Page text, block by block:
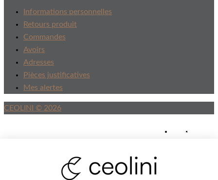
Informations personnelles
Retours produit
Commandes
Avoirs
Adresses
Pièces justificatives
Mes alertes
CEOLINI © 2026